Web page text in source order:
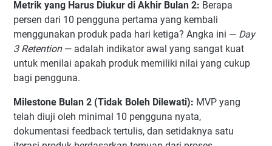
Metrik yang Harus Diukur di Akhir Bulan 2: Berapa
persen dari 10 pengguna pertama yang kembali
menggunakan produk pada hari ketiga? Angka ini — Day
3 Retention— adalah indikator awal yang sangat kuat
untuk menilai apakah produk memiliki nilai yang cukup
bagi pengguna.
Milestone Bulan 2 (Tidak Boleh Dilewati): MVP yang
telah diuji oleh minimal 10 pengguna nyata,
dokumentasi feedback tertulis, dan setidaknya satu